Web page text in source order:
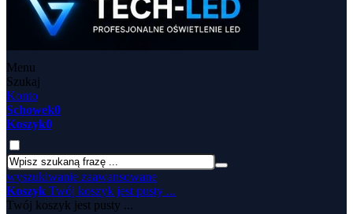
Menu
Szukaj
Konto
Schowek0
Koszyk0
wyszukiwanie zaawansowane
Koszyk Twój koszyk jest pusty ...
Twój koszyk jest pusty ...